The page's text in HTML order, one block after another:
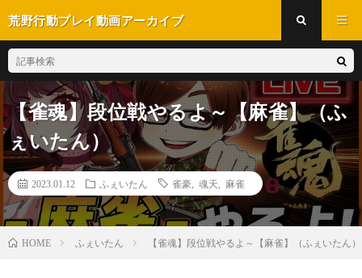
荒野行動プレイ動画アーカイブ
【雀魂】段位戦やるよ～【麻雀】（ふ
ぇいたん）
2023.01.12 ふぇいたん 雀豪 魂天 麻雀
HOME ふぇいたん 【雀魂】段位戦やるよ～【麻雀】（ふぇいたん）